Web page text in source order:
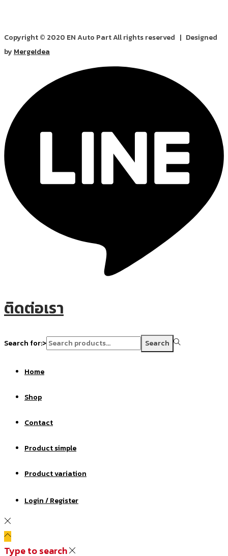
Copyright © 2020 EN Auto Part All rights reserved | Designed
byMergeIdea
ติดต่อเรา
Search for:> Search
Home
Shop
Contact
Product simple
Product variation
Login / Register
Type to search